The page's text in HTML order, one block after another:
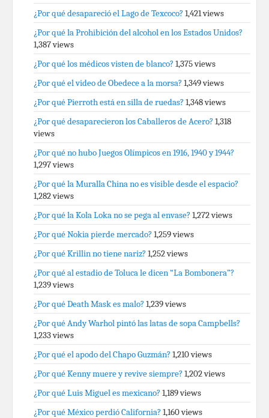
¿Por qué desapareció el Lago de Texcoco? 1,421 views
¿Por qué la Prohibición del alcohol en los Estados Unidos?
1,387 views
¿Por qué los médicos visten de blanco? 1,375 views
¿Por qué el video de Obedece a la morsa? 1,349 views
¿Por qué Pierroth está en silla de ruedas? 1,348 views
¿Por qué desaparecieron los Caballeros de Acero? 1,318
views
¿Por qué no hubo Juegos Olímpicos en 1916, 1940 y 1944?
1,297 views
¿Por qué la Muralla China no es visible desde el espacio?
1,282 views
¿Por qué la Kola Loka no se pega al envase? 1,272 views
¿Por qué Nokia pierde mercado? 1,259 views
¿Por qué Krillin no tiene nariz? 1,252 views
¿Por qué al estadio de Toluca le dicen “La Bombonera”?
1,239 views
¿Por qué Death Mask es malo? 1,239 views
¿Por qué Andy Warhol pintó las latas de sopa Campbells?
1,233 views
¿Por qué el apodo del Chapo Guzmán? 1,210 views
¿Por qué Kenny muere y revive siempre? 1,202 views
¿Por qué Luis Miguel es mexicano? 1,189 views
¿Por qué México perdió California? 1,160 views